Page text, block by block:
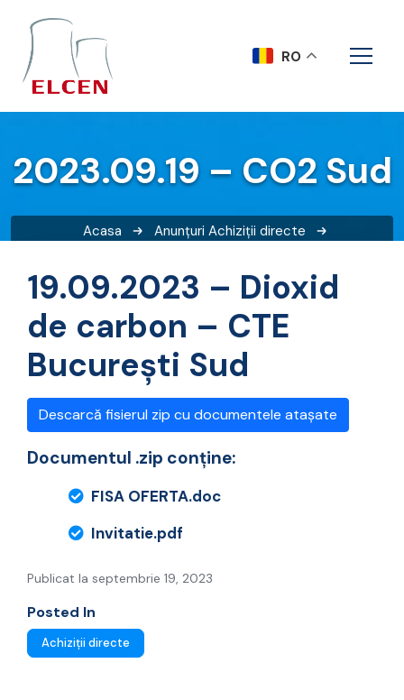
2023.09.19 – CO2 Sud
Acasa Anunțuri Achiziții directe
19.09.2023 – Dioxid
de carbon – CTE
București Sud
Descarcă fisierul zip cu documentele atașate
Documentul .zip conține:
FISA OFERTA.doc
Invitatie.pdf
Publicat la septembrie 19, 2023
Posted In
Achiziții directe
RO